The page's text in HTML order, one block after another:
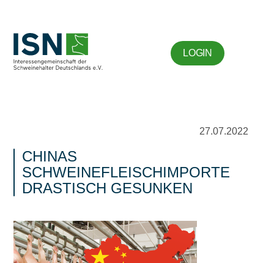
LOGIN
27.07.2022
CHINAS
SCHWEINEFLEISCHIMPORTE
DRASTISCH GESUNKEN